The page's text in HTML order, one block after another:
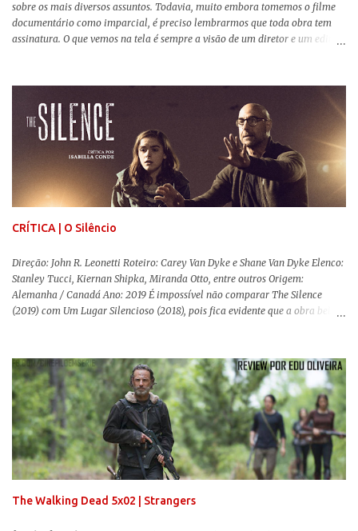
sobre os mais diversos assuntos. Todavia, muito embora tomemos o filme
documentário como imparcial, é preciso lembrarmos que toda obra tem
assinatura. O que vemos na tela é sempre a visão de um diretor e um editor
sempre importante levarmos em conta quem assina e qual a função social
da obra. O cinema brasileiro é celeiro de grandes documentaristas, muitos
deles mundialmente reconhecidos. Pensando na variedade de estilos e
estéticas de se fazer documentários, selecionei 5 produções tupiniquins do
gênero que, para mim, são indispensáveis: ▼ Cabra Marcado para Morrer
(1984) , de Eduardo Coutinho Em 1964, devido ao golpe militar, Eduardo
Coutinho (Edifício Master) teve que abandonar as filmagens do
documentário sobre o assassinato do líder camponês Joã...
CRÍTICA | O Silêncio
Direção: John R. Leonetti Roteiro: Carey Van Dyke e Shane Van Dyke Elenco:
Stanley Tucci, Kiernan Shipka, Miranda Otto, entre outros Origem:
Alemanha / Canadá Ano: 2019 É impossível não comparar The Silence
(2019) com Um Lugar Silencioso (2018), pois fica evidente que a obra bebe
reproduzir alguns elementos que consograram a obra de John Krasinski
(The Office). Aqui os “monstros” com audições aguçadas eram seres da
Terra que estavam presos por séculos em uma caverna recém descoberta,
libertando-os pelo mundo. O espectador acompanha uma família que tem
uma pequena vantagem em relação às outras pessoas. Adivinhem? Sabem
viver em silêncio pelo fato da filha mais velha ser surda. Para aqueles que
amam filmes com temática apocalíptica, a produção pode até funcionar
como entretenimento mediano. Todo o cenário de fuga, pânico col...
The Walking Dead 5x02 | Strangers